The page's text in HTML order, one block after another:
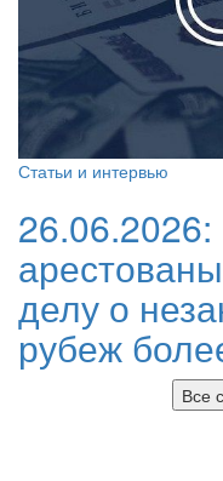
Статьи и интервью
26.06.2026:
делу о
рубеж
Все